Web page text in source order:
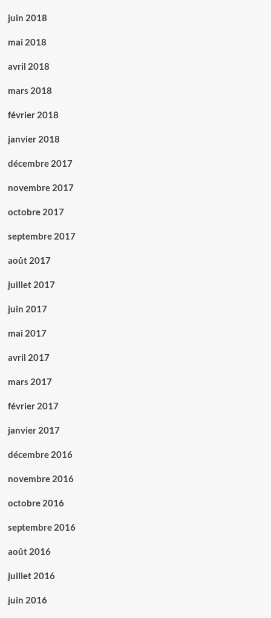
juin 2018
mai 2018
avril 2018
mars 2018
février 2018
janvier 2018
décembre 2017
novembre 2017
octobre 2017
septembre 2017
août 2017
juillet 2017
juin 2017
mai 2017
avril 2017
mars 2017
février 2017
janvier 2017
décembre 2016
novembre 2016
octobre 2016
septembre 2016
août 2016
juillet 2016
juin 2016